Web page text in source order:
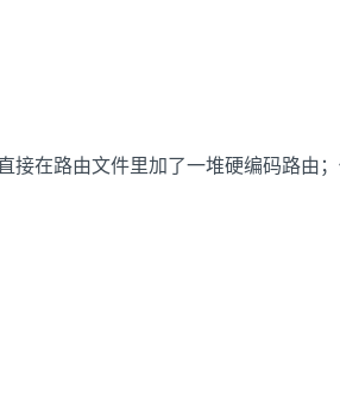
接在路由文件里加了一堆硬编码路由